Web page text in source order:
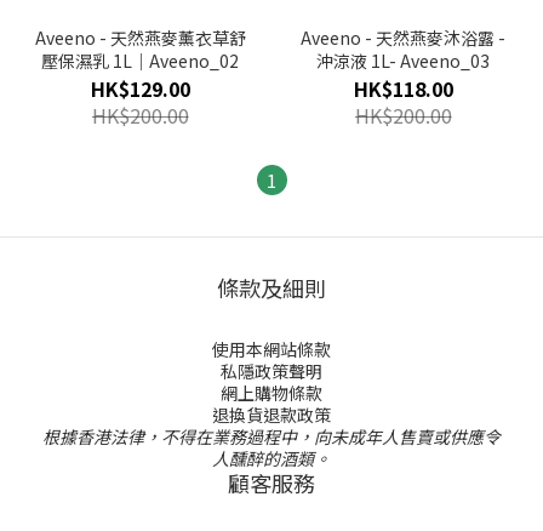
Aveeno - 天然燕麥薰衣草舒
壓保濕乳 1L｜Aveeno_02
HK$129.00
HK$200.00
Aveeno - 天然燕麥沐浴露 -
沖涼液 1L- Aveeno_03
HK$118.00
HK$200.00
1
條款及細則
使用本網站條款
私隱政策聲明
網上購物條款
退換貨退款政策
根據香港法律，不得在業務過程中，向未成年人售賣或供應令
人醺醉的酒類。
顧客服務